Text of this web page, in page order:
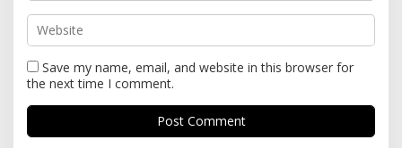
Save my name, email, and website in this browser for
the next time I comment.